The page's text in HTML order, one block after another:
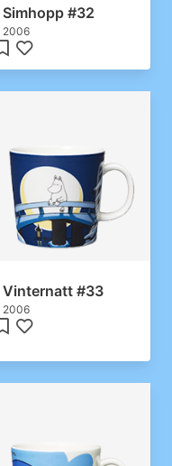
Simhopp #32
2006
Vinternatt #33
2006